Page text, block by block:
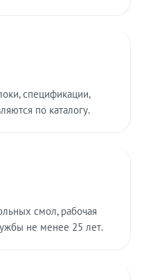
спецификации,
по каталогу.
смол, рабочая
не менее 25 лет.